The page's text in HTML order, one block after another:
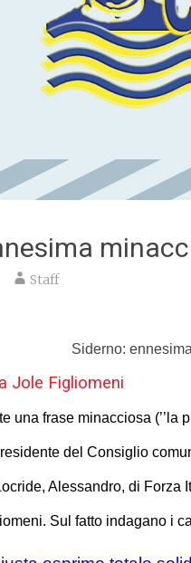
Staff
Siderno:
Jole Figliomeni
una frase minacciosa (’’la
del Consiglio
Alessandro, di Forza
Sul fatto indagano i